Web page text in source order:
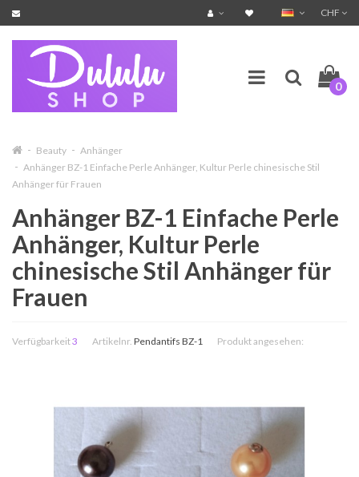
CHF
0
Beauty
Anhänger
Anhänger BZ-1 Einfache Perle Anhänger, Kultur Perle chinesische Stil
Anhänger für Frauen
Anhänger BZ-1 Einfache Perle
Anhänger, Kultur Perle
chinesische Stil Anhänger für
Frauen
Verfügbarkeit3 Artikelnr. Pendantifs BZ-1 Produkt angesehen: